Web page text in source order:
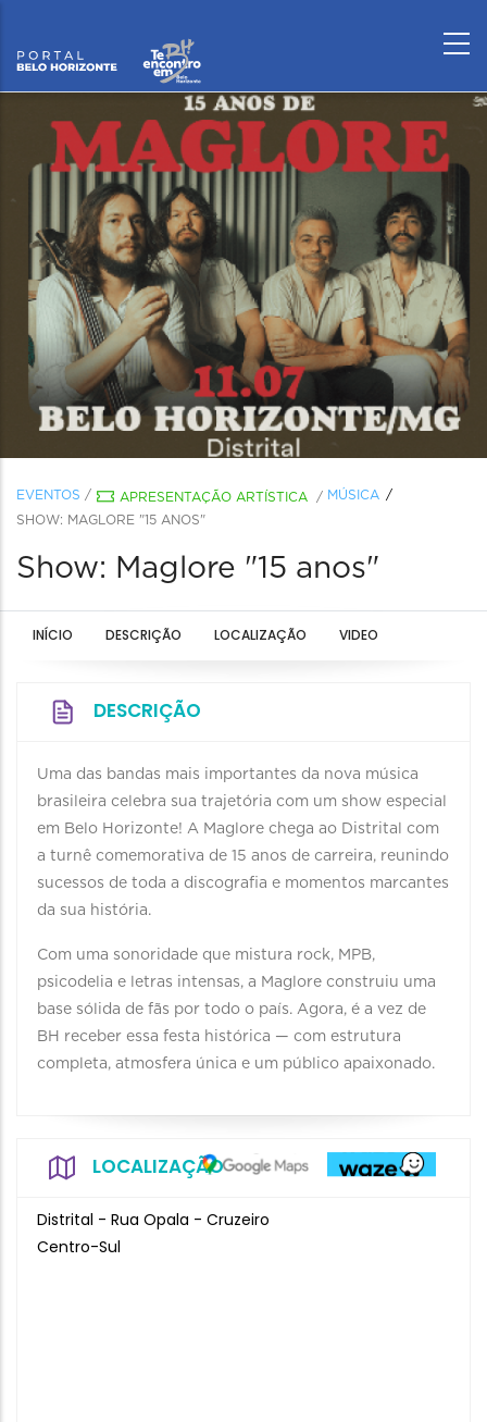
EVENTOS / APRESENTAÇÃO ARTÍSTICA / MÚSICA
SHOW: MAGLORE "15 ANOS"
Show: Maglore "15 anos"
INÍCIO DESCRIÇÃO LOCALIZAÇÃO VIDEO
DESCRIÇÃO
Uma das bandas mais importantes da nova música
brasileira celebra sua trajetória com um show especial
em Belo Horizonte! A Maglore chega ao Distrital com
a turnê comemorativa de 15 anos de carreira, reunindo
sucessos de toda a discografia e momentos marcantes
da sua história.
Com uma sonoridade que mistura rock, MPB,
psicodelia e letras intensas, a Maglore construiu uma
base sólida de fãs por todo o país. Agora, é a vez de
BH receber essa festa histórica — com estrutura
completa, atmosfera única e um público apaixonado.
LOCALIZAÇÃO
Distrital - Rua Opala - Cruzeiro
Centro-Sul